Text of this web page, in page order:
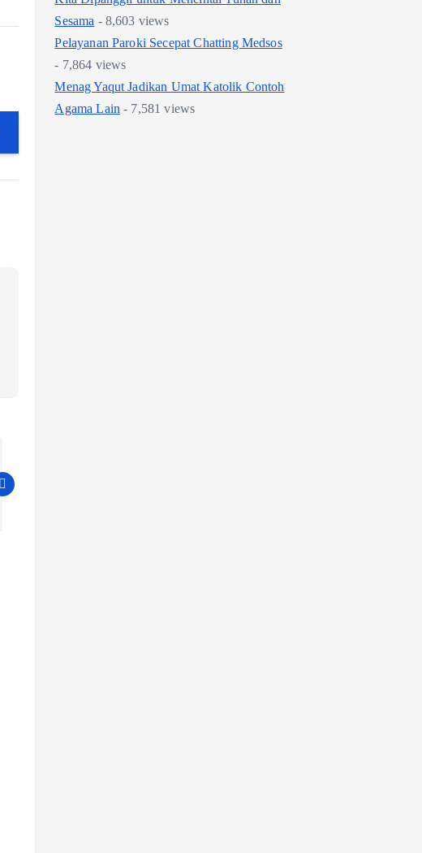
Sesama - 8,603 views
Pelayanan Paroki Secepat Chatting Medsos
- 7,864 views
Menag Yaqut Jadikan Umat Katolik Contoh
Agama Lain - 7,581 views